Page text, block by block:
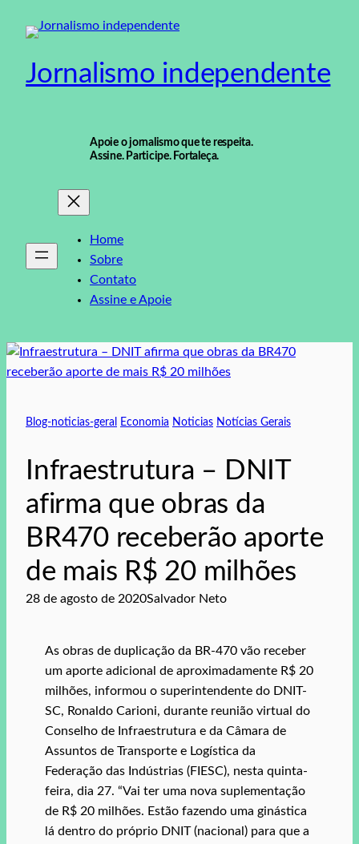
para
conteúdo
Jornalismo independente
Apoie o jornalismo que te respeita.
Assine. Participe. Fortaleça.
Home
Sobre
Contato
Assine e Apoie
Blog-noticias-geral Economia Noticias Notícias Gerais
Infraestrutura – DNIT
afirma que obras da
BR470 receberão aporte
de mais R$ 20 milhões
28 de agosto de 2020Salvador Neto
As obras de duplicação da BR-470 vão receber
um aporte adicional de aproximadamente R$ 20
milhões, informou o superintendente do DNIT-
SC, Ronaldo Carioni, durante reunião virtual do
Conselho de Infraestrutura e da Câmara de
Assuntos de Transporte e Logística da
Federação das Indústrias (FIESC), nesta quinta-
feira, dia 27. “Vai ter uma nova suplementação
de R$ 20 milhões. Estão fazendo uma ginástica
lá dentro do próprio DNIT (nacional) para que a